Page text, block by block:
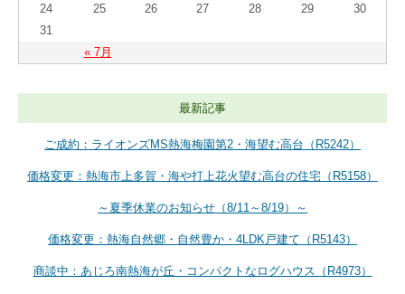
« 7月
24
25 26 27 28 29
30
31
最新記事
ご成約：ライオンズMS熱海梅園第2・海望む高台（R5242）
価格変更：熱海市上多賀・海や打上花火望む高台の住宅（R5158）
～夏季休業のお知らせ（8/11～8/19）～
価格変更：熱海自然郷・自然豊か・4LDK戸建て（R5143）
商談中：あじろ南熱海が丘・コンパクトなログハウス（R4973）